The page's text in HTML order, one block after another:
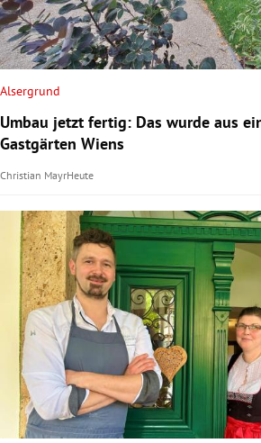
Alsergrund
Umbau jetzt fertig: Das wurde aus
Gastgärten Wiens
Christian MayrHeute